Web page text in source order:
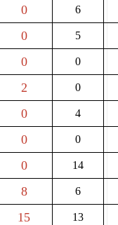
0 6
0 5
0 0
2 0
0 4
0 0
0 14
8 6
15 13